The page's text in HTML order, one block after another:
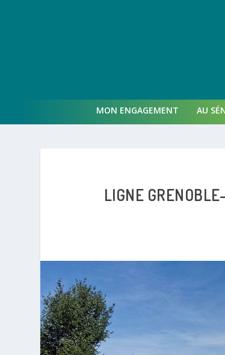
MON ENGAGEMENT AU
LIGNE